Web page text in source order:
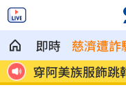
即時 慈濟遭詐
伏 穿阿美族服飾跳
面